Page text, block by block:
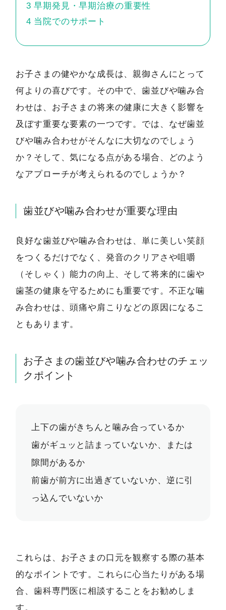
3 早期発見・早期治療の重要性
4 当院でのサポート
お子さまの健やかな成長は、親御さんにとって
何よりの喜びです。その中で、歯並びや噛み合
わせは、お子さまの将来の健康に大きく影響を
及ぼす重要な要素の一つです。では、なぜ歯並
びや噛み合わせがそんなに大切なのでしょう
か？そして、気になる点がある場合、どのよう
なアプローチが考えられるのでしょうか？
歯並びや噛み合わせが重要な理由
良好な歯並びや噛み合わせは、単に美しい笑顔
をつくるだけでなく、発音のクリアさや咀嚼
（そしゃく）能力の向上、そして将来的に歯や
歯茎の健康を守るためにも重要です。不正な噛
み合わせは、頭痛や肩こりなどの原因になるこ
ともあります。
お子さまの歯並びや噛み合わせのチェッ
クポイント
上下の歯がきちんと噛み合っているか
歯がギュッと詰まっていないか、または
隙間があるか
前歯が前方に出過ぎていないか、逆に引
っ込んでいないか
これらは、お子さまの口元を観察する際の基本
的なポイントです。これらに心当たりがある場
合、歯科専門医に相談することをお勧めしま
す。